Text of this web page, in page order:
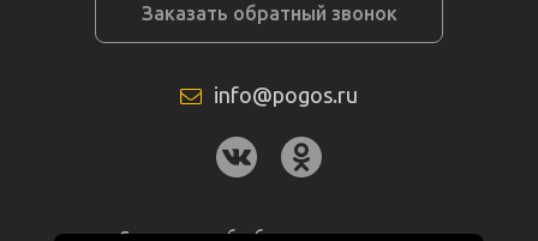
Заказать обратный звонок
info@pogos.ru